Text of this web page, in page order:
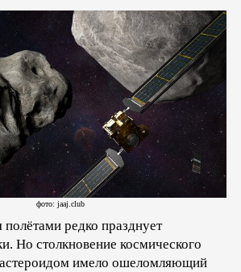
фото: jaaj.club
редко празднует
Но столкновение космического
астероидом имело ошеломляющий